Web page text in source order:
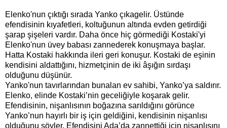
Elenko'nun çıktığı sırada Yanko çıkagelir. Üstünde
efendisinin kıyafetleri, koltuğunun altında evden getirdiği
şarap şişeleri vardır. Daha önce hiç görmediği Kostaki'yi
Elenko'nun üvey babası zannederek konuşmaya başlar.
Hatta Kostaki hakkında ileri geri konuşur. Kostaki de eşinin
kendisini aldattığını, hizmetçinin de iki âşığın sırdaşı
olduğunu düşünür.
Yanko'nun tavırlarından bunalan ev sahibi, Yanko’ya saldırır.
Elenko, elinde Kostaki’nin geceliğiyle koşarak gelir.
Efendisinin, nişanlısının boğazına sarıldığını görünce
Yanko’nun hayırlı bir iş için geldiğini, kendisinin nişanlısı
olduğunu söyler. Efendisini Ada’da zannettiği için nişanlısını